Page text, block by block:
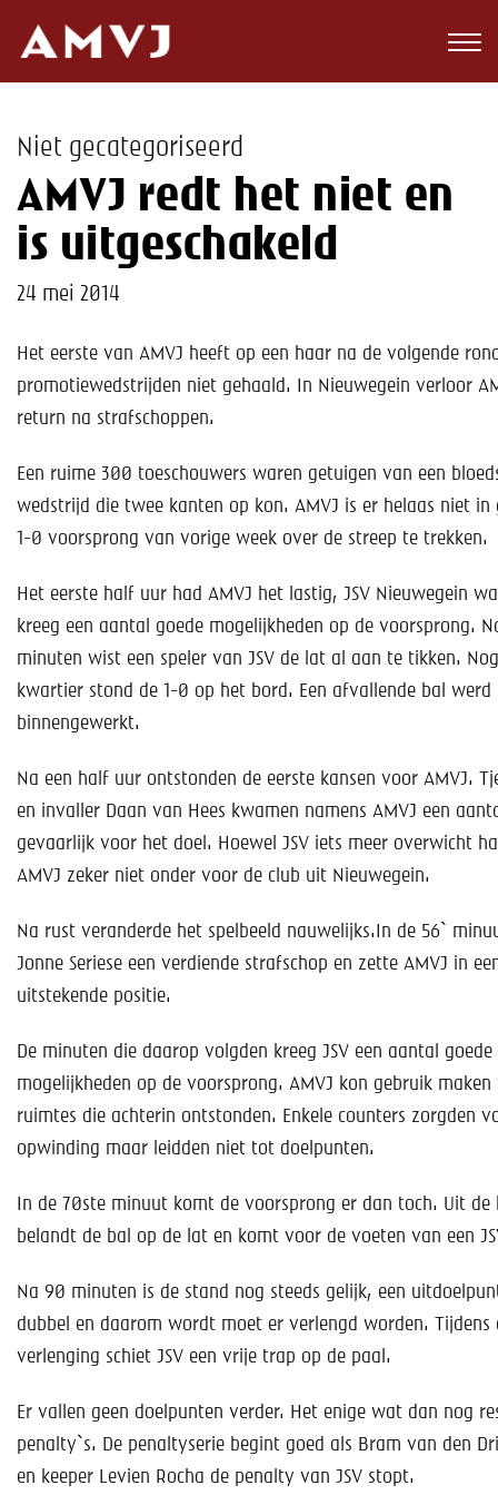
Wedstrijden
Nieuws
Teams
Toekomst
Help mee!
Lid worden
Contact
Niet gecategoriseerd
AMVJ redt het niet en
is uitgeschakeld
24 mei 2014
Het eerste van AMVJ heeft op een haar na de volgende
promotiewedstrijden niet gehaald. In Nieuwegein verloor
return na strafschoppen.
Een ruime 300 toeschouwers waren getuigen van een
wedstrijd die twee kanten op kon. AMVJ is er helaas niet in
1-0 voorsprong van vorige week over de streep te trekken.
Het eerste half uur had AMVJ het lastig, JSV Nieuwegein
kreeg een aantal goede mogelijkheden op de voorsprong.
minuten wist een speler van JSV de lat al aan te tikken.
kwartier stond de 1-0 op het bord. Een afvallende bal werd
binnengewerkt.
Na een half uur ontstonden de eerste kansen voor AMVJ.
en invaller Daan van Hees kwamen namens AMVJ een
gevaarlijk voor het doel. Hoewel JSV iets meer overwicht
AMVJ zeker niet onder voor de club uit Nieuwegein.
Na rust veranderde het spelbeeld nauwelijks.In de 56`
Jonne Seriese een verdiende strafschop en zette AMVJ in
uitstekende positie.
De minuten die daarop volgden kreeg JSV een aantal goede
mogelijkheden op de voorsprong. AMVJ kon gebruik maken
ruimtes die achterin ontstonden. Enkele counters zorgden
opwinding maar leidden niet tot doelpunten.
In de 70ste minuut komt de voorsprong er dan toch. Uit de
belandt de bal op de lat en komt voor de voeten van een
Na 90 minuten is de stand nog steeds gelijk, een
dubbel en daarom wordt moet er verlengd worden. Tijdens
verlenging schiet JSV een vrije trap op de paal.
Er vallen geen doelpunten verder. Het enige wat dan nog
penalty`s. De penaltyserie begint goed als Bram van den
en keeper Levien Rocha de penalty van JSV stopt.